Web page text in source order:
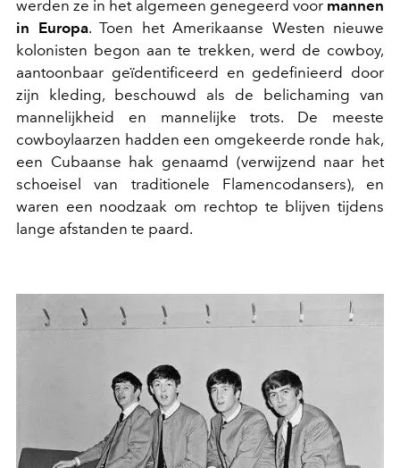
werden ze in het algemeen genegeerd voor mannen
in Europa. Toen het Amerikaanse Westen nieuwe
kolonisten begon aan te trekken, werd de cowboy,
aantoonbaar geïdentificeerd en gedefinieerd door
zijn kleding, beschouwd als de belichaming van
mannelijkheid en mannelijke trots. De meeste
cowboylaarzen hadden een omgekeerde ronde hak,
een Cubaanse hak genaamd (verwijzend naar het
schoeisel van traditionele Flamencodansers), en
waren een noodzaak om rechtop te blijven tijdens
lange afstanden te paard.